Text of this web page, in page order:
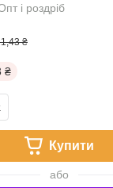
і роздріб
₴
₴
Купити
або